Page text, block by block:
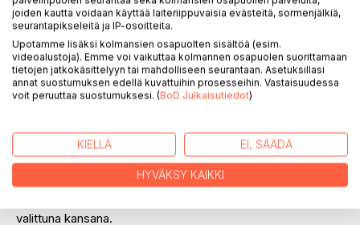
KUVAUS
Isus jatkaa edeltäjissään PSARIssa ja Jesus Chrestuksessa
tietoja. PSARI kertoi Juudea-Galilean tapahtumista, Jesus
Chrestus Roomaan sijoittuvista asioista sekä siellä
perustetun kristinuskon vaiheista ja Isus vie meidät sisälle
Rooman yhteiskuntaelämään sekä osin Egyptiin, josta
valittuna kansana.
joiden kautta voidaan käyttää laiteriippuvaisia evästeitä, sormenjälkiä,
seurantapikseleitä ja IP-osoitteita.
Upotamme lisäksi kolmansien osapuolten sisältöä (esim.
videoalustoja). Emme voi vaikuttaa kolmannen osapuolen suorittamaan
tietojen jatkokäsittelyyn tai mahdolliseen seurantaan. Asetuksillasi
annat suostumuksen edellä kuvattuihin prosesseihin. Vastaisuudessa
voit peruuttaa suostumuksesi. (BoD Julkaisutiedot)
KIELLÄ EI, SÄÄDÄ
HYVÄKSY KAIKKI